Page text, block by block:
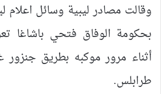
وقالت مصادر ليبية وسائل اعلام
بحكومة الوفاق فتحي باشاغا
أثناء مرور موكبه بطريق جنزور
طرابلس.